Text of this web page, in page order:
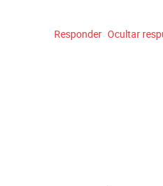
Responder Ocultar